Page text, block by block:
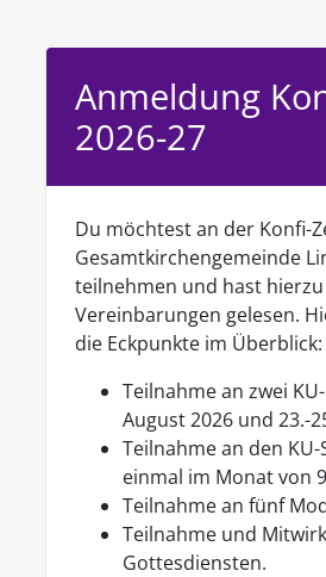
Anmeldung
2026-27
Du möchtest an der Konfi-
Gesamtkirchengemeinde
teilnehmen und hast
Vereinbarungen gelesen.
die Eckpunkte im Überblick:
Teilnahme an zwei
August 2026 und 23.-
Teilnahme an den KU-
einmal im Monat von
Teilnahme an fünf
Teilnahme und
Gottesdiensten.